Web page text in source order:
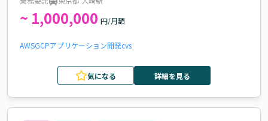
~ 1,000,000 円/月額
AWSGCPアプリケーション開発cvs
気になる 詳細を見る